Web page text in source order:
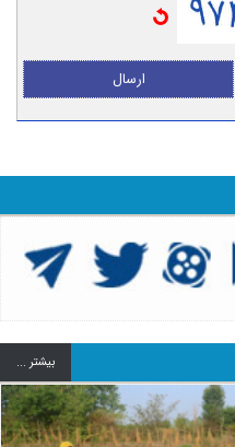
ارسال
بيشتر ...